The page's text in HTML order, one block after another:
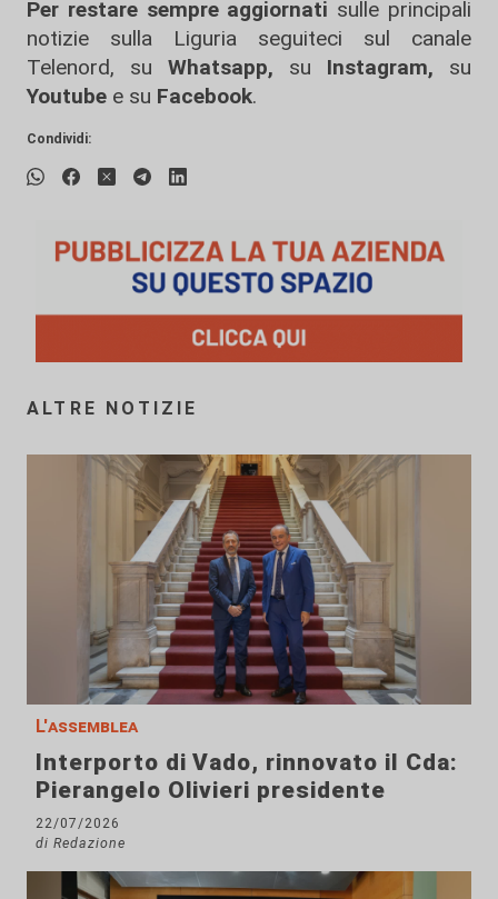
Per restare sempre aggiornati sulle principali
notizie sulla Liguria seguiteci sul canale
Telenord, su
Whatsapp, su Instagram, su
Youtube e su Facebook.
Condividi:
ALTRE NOTIZIE
L'assemblea
Interporto di Vado, rinnovato il Cda:
Pierangelo Olivieri presidente
22/07/2026
di Redazione